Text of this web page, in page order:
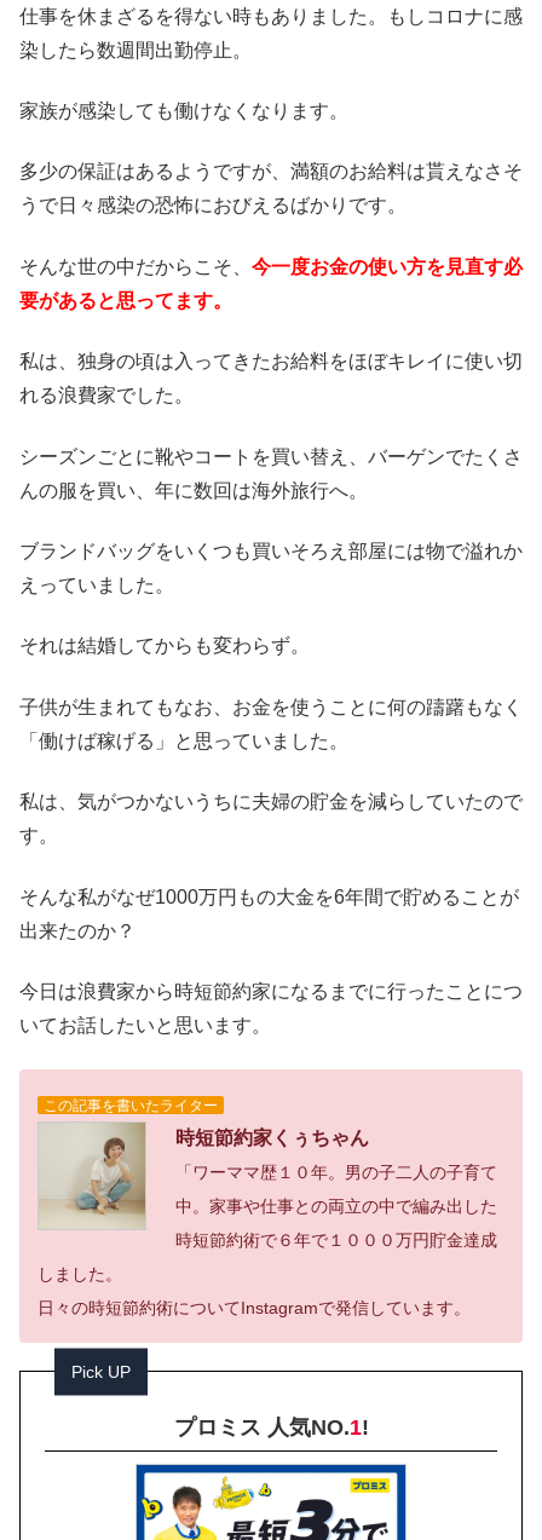
仕事を休まざるを得ない時もありました。もしコロナに感
染したら数週間出勤停止。
家族が感染しても働けなくなります。
多少の保証はあるようですが、満額のお給料は貰えなさそ
うで日々感染の恐怖におびえるばかりです。
そんな世の中だからこそ、 今一度お金の使い方を見直す必
要があると思ってます。
私は、独身の頃は入ってきたお給料をほぼキレイに使い切
れる浪費家でした。
シーズンごとに靴やコートを買い替え、バーゲンでたくさ
んの服を買い、年に数回は海外旅行へ。
ブランドバッグをいくつも買いそろえ部屋には物で溢れか
えっていました。
それは結婚してからも変わらず。
子供が生まれてもなお、お金を使うことに何の躊躇もなく
「働けば稼げる」と思っていました。
私は、気がつかないうちに夫婦の貯金を減らしていたので
す。
そんな私がなぜ1000万円もの大金を6年間で貯めることが
出来たのか？
今日は浪費家から時短節約家になるまでに行ったことにつ
いてお話したいと思います。
この記事を書いたライター
時短節約家くぅちゃん
「ワーママ歴１０年。男の子二人の子育て
中。家事や仕事との両立の中で編み出した
時短節約術で６年で１０００万円貯金達成
しました。
日々の時短節約術についてInstagramで発信しています。
Pick UP
プロミス 人気NO.1!